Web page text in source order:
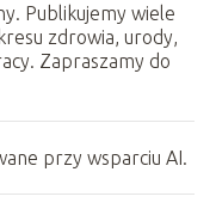
Publikujemy wiele
zdrowia, urody,
Zapraszamy do
przy wsparciu AI.